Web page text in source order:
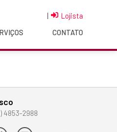
|
Lojista
CONTATO
4853-2988